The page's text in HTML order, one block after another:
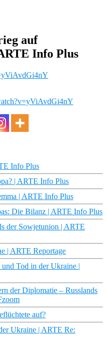
auf
Info Plus
Info Plus
| ARTE Info Plus
| ARTE Info Plus
Die Bilanz | ARTE Info Plus
der Sowjetunion | ARTE
| ARTE Reportage
Tod in der Ukraine |
der Diplomatie – Russlands
auf?
Ukraine | ARTE Re: